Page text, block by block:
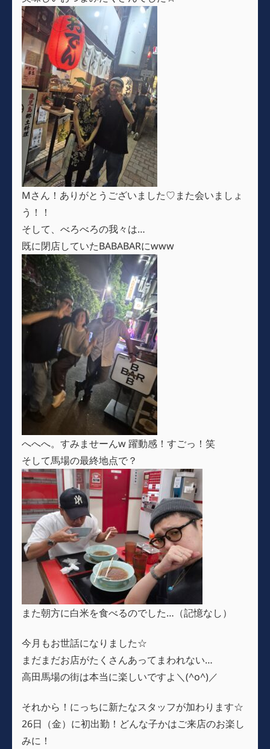
Mさん！ありがとうございました♡また会いましょ
う！！
そして、べろべろの我々は…
既に閉店していたBABABARにwww
へへへ。すみませーんw 躍動感！すごっ！笑
そして馬場の最終地点で？
また朝方に白米を食べるのでした…（記憶なし）
今月もお世話になりました☆
まだまだお店がたくさんあってまわれない…
高田馬場の街は本当に楽しいですよ＼(^o^)／
それから！にっちに新たなスタッフが加わります☆
26日（金）に初出勤！どんな子かはご来店のお楽し
みに！